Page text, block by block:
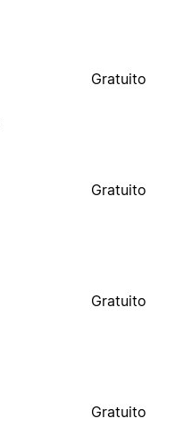
Gratuito
Gratuito
Gratuito
Gratuito